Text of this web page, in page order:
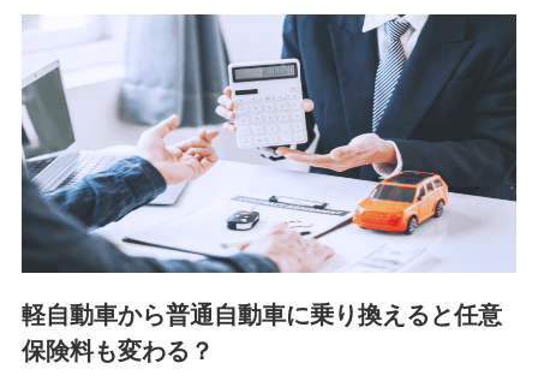
■少額短期保険
株式会社アシロ少額短期保険 (https://kailash.co.jp/)
SBIいきいき少額短期保険会社 (https://www.i-
sedai.com/)
SBIペット少額短期保険株式会社 (https://www.sbipet-
ssi.co.jp/)
SBIリスタ少額短期保険会社
(https://www.jishin.co.jp/)
スマートプラス少額短期保険株式会社
チューリッヒ少額短期保険株式会社
(https://www.zurichssi.co.jp/)
軽自動車から普通自動車に乗り換えると任意
保険料も変わる？